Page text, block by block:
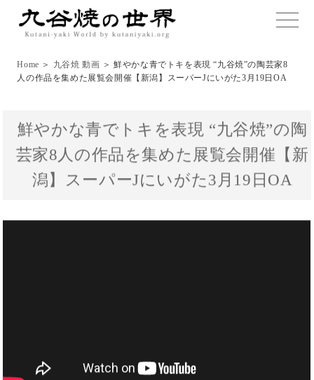
toggle
Home ＞ 九谷焼 動画 ＞ 鮮やかな青でトキを表現 “九谷焼”の陶芸家8
人の作品を集めた展覧会開催【新潟】スーパーJにいがた3月19日OA
鮮やかな青でトキを表現 “九谷焼”の陶
芸家8人の作品を集めた展覧会開催【新
潟】スーパーJにいがた3月19日OA